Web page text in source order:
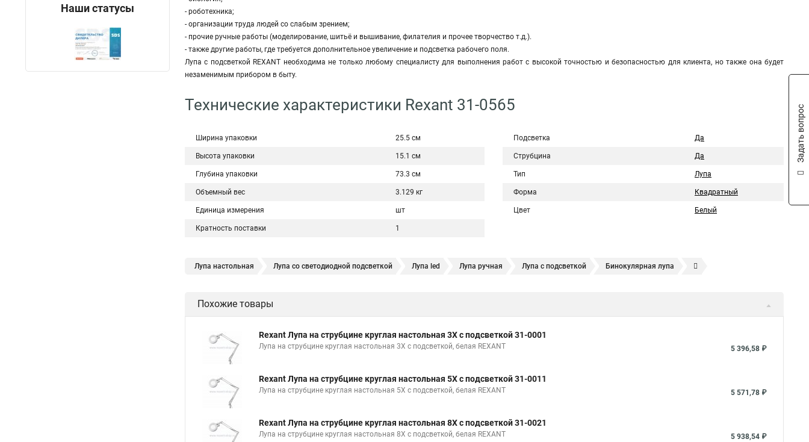
Наши статусы
- роботехника;
- организации труда людей со слабым зрением;
- прочие ручные работы (моделирование, шитьё и вышивание, филателия и прочее творчество т.д.).
- также другие работы, где требуется дополнительное увеличение и подсветка рабочего поля.
Лупа с подсветкой REXANT необходима не только любому специалисту для выполнения работ с высокой точностью и безопасностью для клиента, но также она будет
незаменимым прибором в быту.
Технические характеристики Rexant 31-0565
Ширина упаковки 25.5 см
Высота упаковки 15.1 см
Глубина упаковки 73.3 см
Объемный вес 3.129 кг
Единица измерения шт
Кратность поставки 1
Подсветка Да
Струбцина Да
Тип Лупа
Форма Квадратный
Цвет Белый
Лупа настольная Лупа со светодиодной подсветкой Лупа led Лупа ручная Лупа с подсветкой Бинокулярная лупа
Лупа складная Лампа лупа led Штативная лупа
Лампа лупа настольная Лампа лупа косметологическая Лампа лупа напольная Лупы светодиодные
Лупа для рукоделия
Микроскоп и лупа Интернет магазин луп Лупа 7 Лупа измерительная
Похожие товары
Rexant Лупа на струбцине круглая настольная 3Х с подсветкой 31-0001
Лупа на струбцине круглая настольная 3Х с подсветкой, белая REXANT 5 396,58 ₽
Rexant Лупа на струбцине круглая настольная 5Х с подсветкой 31-0011
Лупа на струбцине круглая настольная 5Х с подсветкой, белая REXANT 5 571,78 ₽
Rexant Лупа на струбцине круглая настольная 8Х с подсветкой 31-0021
Лупа на струбцине круглая настольная 8Х с подсветкой, белая REXANT 5 938,54 ₽
Задать вопрос